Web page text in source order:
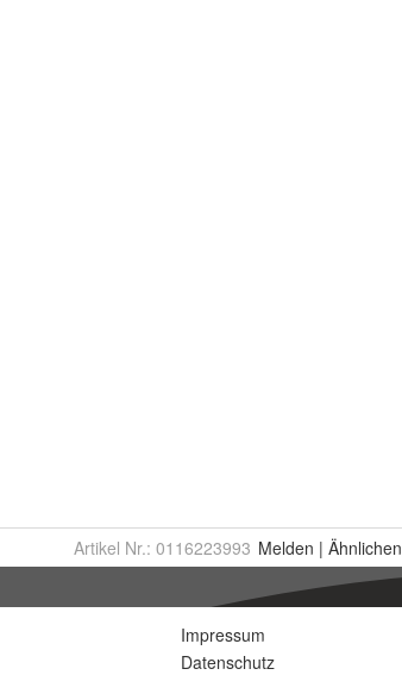
Artikel Nr.: 0116223993 Melden | Ähnlichen
Impressum
Datenschutz